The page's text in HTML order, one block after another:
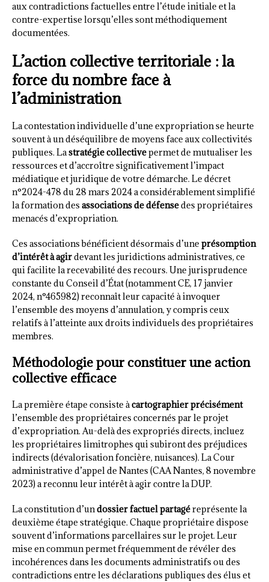
aux contradictions factuelles entre l’étude initiale et la
contre-expertise lorsqu’elles sont méthodiquement
documentées.
L’action collective territoriale : la
force du nombre face à
l’administration
La contestation individuelle d’une expropriation se heurte
souvent à un déséquilibre de moyens face aux collectivités
publiques. Lastratégie collectivepermet de mutualiser les
ressources et d’accroître significativement l’impact
médiatique et juridique de votre démarche. Le décret
n°2024-478 du 28 mars 2024 a considérablement simplifié
la formation des associations de défensedes propriétaires
menacés d’expropriation.
Ces associations bénéficient désormais d’une présomption
d’intérêt à agirdevant les juridictions administratives, ce
qui facilite la recevabilité des recours. Une jurisprudence
constante du Conseil d’État (notamment CE, 17 janvier
2024, n°465982) reconnaît leur capacité à invoquer
l’ensemble des moyens d’annulation, y compris ceux
relatifs à l’atteinte aux droits individuels des propriétaires
membres.
Méthodologie pour constituer une action
collective efficace
La première étape consiste àcartographier précisément
l’ensemble des propriétaires concernés par le projet
d’expropriation. Au-delà des expropriés directs, incluez
les propriétaires limitrophes qui subiront des préjudices
indirects (dévalorisation foncière, nuisances). La Cour
administrative d’appel de Nantes (CAA Nantes, 8 novembre
2023) a reconnu leur intérêt à agir contre la DUP.
La constitution d’undossier factuel partagéreprésente la
deuxième étape stratégique. Chaque propriétaire dispose
souvent d’informations parcellaires sur le projet. Leur
mise en commun permet fréquemment de révéler des
incohérences dans les documents administratifs ou des
contradictions entre les déclarations publiques des élus et